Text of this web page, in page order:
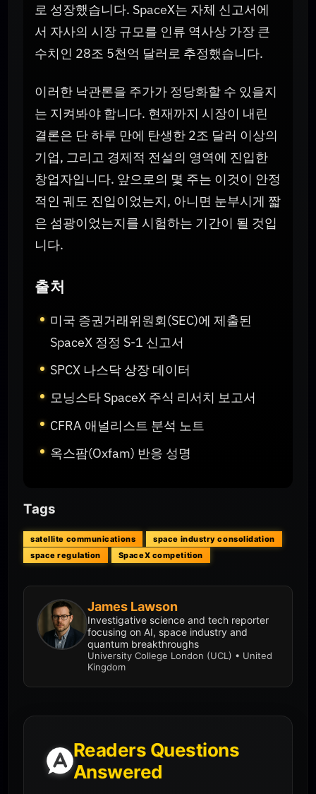
로 성장했습니다. SpaceX는 자체 신고서에
서 자사의 시장 규모를 인류 역사상 가장 큰
수치인 28조 5천억 달러로 추정했습니다.
이러한 낙관론을 주가가 정당화할 수 있을지
는 지켜봐야 합니다. 현재까지 시장이 내린
결론은 단 하루 만에 탄생한 2조 달러 이상의
기업, 그리고 경제적 전설의 영역에 진입한
창업자입니다. 앞으로의 몇 주는 이것이 안정
적인 궤도 진입이었는지, 아니면 눈부시게 짧
은 섬광이었는지를 시험하는 기간이 될 것입
니다.
출처
미국 증권거래위원회(SEC)에 제출된
SpaceX 정정 S-1 신고서
SPCX 나스닥 상장 데이터
모닝스타 SpaceX 주식 리서치 보고서
CFRA 애널리스트 분석 노트
옥스팜(Oxfam) 반응 성명
Tags
satellite communications
space industry consolidation
space regulation
SpaceX competition
James Lawson
Investigative science and tech reporter
focusing on AI, space industry and
quantum breakthroughs
University College London (UCL) • United
Kingdom
Readers Questions
Answered